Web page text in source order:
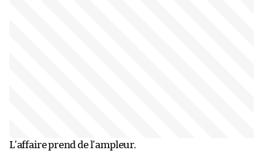
L’affaire prend de l’ampleur.